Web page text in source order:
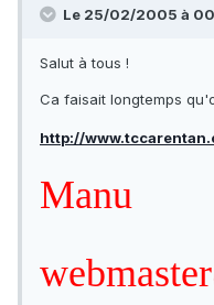
Le 25/02/2005 à
Salut à tous !
Ca faisait longtemps
http://
Manu